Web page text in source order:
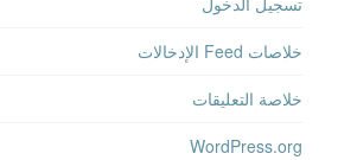
خلاصات Feed الإدخالات
خلاصة التعليقات
WordPress.org